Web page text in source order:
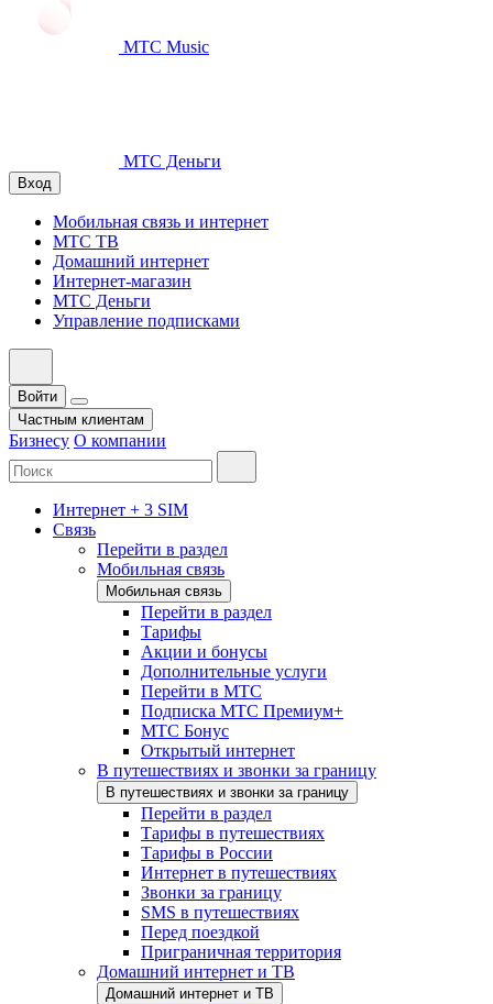
МТС Music
МТС Деньги
Вход
Мобильная связь и интернет
МТС ТВ
Домашний интернет
Интернет-магазин
МТС Деньги
Управление подписками
Войти
Частным клиентам
Бизнесу О компании
Интернет + 3 SIM
Связь
Перейти в раздел
Мобильная связь
Мобильная связь
Перейти в раздел
Тарифы
Акции и бонусы
Дополнительные услуги
Перейти в МТС
Подписка МТС Премиум+
МТС Бонус
Открытый интернет
В путешествиях и звонки за границу
В путешествиях и звонки за границу
Перейти в раздел
Тарифы в путешествиях
Тарифы в России
Интернет в путешествиях
Звонки за границу
SMS в путешествиях
Перед поездкой
Приграничная территория
Домашний интернет и ТВ
Домашний интернет и ТВ